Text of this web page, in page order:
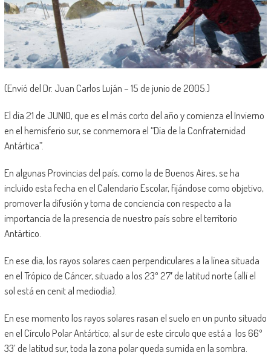
(Envió del Dr. Juan Carlos Luján – 15 de junio de 2005.)
El día 21 de JUNIO, que es el más corto del año y comienza el Invierno
en el hemisferio sur, se conmemora el “Día de la Confraternidad
Antártica”.
En algunas Provincias del país, como la de Buenos Aires, se ha
incluido esta fecha en el Calendario Escolar, fijándose como objetivo,
promover la difusión y toma de conciencia con respecto a la
importancia de la presencia de nuestro país sobre el territorio
Antártico.
En ese día, los rayos solares caen perpendiculares a la línea situada
en el Trópico de Cáncer, situado a los 23º 27′ de latitud norte (allí el
sol está en cenit al mediodía).
En ese momento los rayos solares rasan el suelo en un punto situado
en el Círculo Polar Antártico; al sur de este círculo que está a los 66º
33’ de latitud sur, toda la zona polar queda sumida en la sombra.